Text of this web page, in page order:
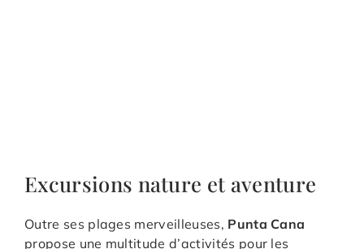
Excursions nature et aventure
Outre ses plages merveilleuses, Punta Cana
propose une multitude d’activités pour les